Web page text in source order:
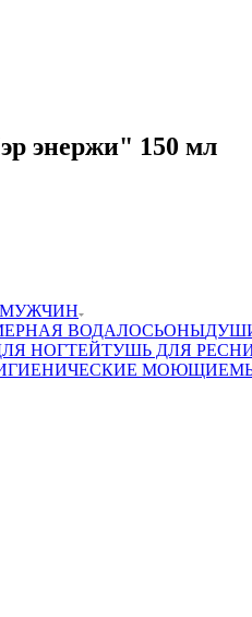
энержи" 150 мл
МУЖЧИН
ВОДАЛОСЬОНЫ
НОГТЕЙТУШЬ ДЛЯ
МОЮЩИЕ